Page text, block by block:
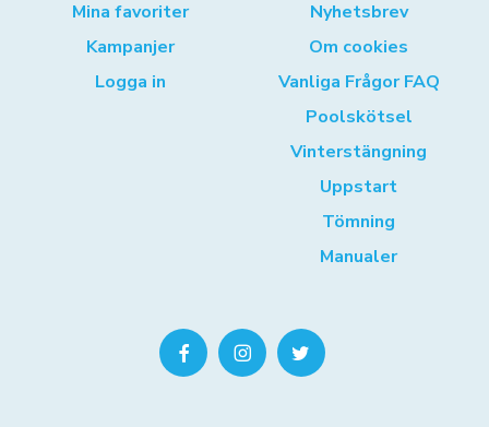
Mina favoriter
Kampanjer
Logga in
Nyhetsbrev
Om cookies
Vanliga Frågor FAQ
Poolskötsel
Vinterstängning
Uppstart
Tömning
Manualer